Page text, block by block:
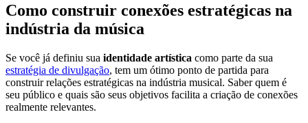
Como construir conexões estratégicas na
indústria da música
Se você já definiu sua identidade artística como parte da sua
estratégia de divulgação, tem um ótimo ponto de partida para
construir relações estratégicas na indústria musical. Saber quem é
seu público e quais são seus objetivos facilita a criação de conexões
realmente relevantes.